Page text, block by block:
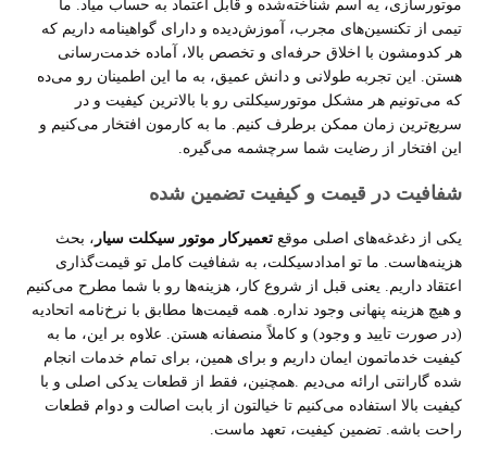
موتورسازی، یه اسم شناخته‌شده و قابل اعتماد به حساب میاد. ما
تیمی از تکنسین‌های مجرب، آموزش‌دیده و دارای گواهینامه داریم که
هر کدومشون با اخلاق حرفه‌ای و تخصص بالا، آماده خدمت‌رسانی
هستن. این تجربه طولانی و دانش عمیق، به ما این اطمینان رو می‌ده
که می‌تونیم هر مشکل موتورسیکلتی رو با بالاترین کیفیت و در
سریع‌ترین زمان ممکن برطرف کنیم. ما به کارمون افتخار می‌کنیم و
این افتخار از رضایت شما سرچشمه می‌گیره
شفافیت در قیمت و کیفیت تضمین شده
یکی از دغدغه‌های اصلی موقعتعمیرکار موتور سیکلت سیار ، بحث
هزینه‌هاست. ما تو امدادسیکلت، به شفافیت کامل تو قیمت‌گذاری
اعتقاد داریم. یعنی قبل از شروع کار، هزینه‌ها رو با شما مطرح می‌کنیم
و هیچ هزینه پنهانی وجود نداره. همه قیمت‌ها مطابق با نرخ‌نامه اتحادیه
(در صورت تایید و وجود) و کاملاً منصفانه هستن. علاوه بر این، ما به
کیفیت خدماتمون ایمان داریم و برای همین، برای تمام خدمات انجام
شده گارانتی ارائه می‌دیم
.همچنین، فقط از قطعات یدکی اصلی و با
کیفیت بالا استفاده می‌کنیم تا خیالتون از بابت اصالت و دوام قطعات
راحت باشه. تضمین کیفیت، تعهد ماست